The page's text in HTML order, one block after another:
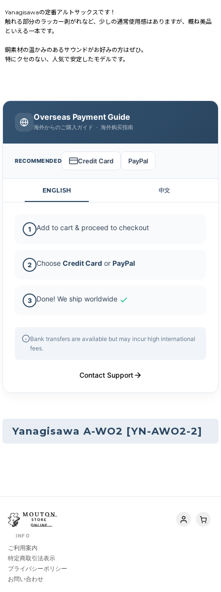
Yanagisawa A-WO2 [YN-AWO2-2]
Yanagisawaの定番アルトサックスです！
触れる部分のラッカー剥がれなど、少しの通常使用感はありますが、概ね美品
といえる一本です。
銅素材の温かみのあるサウンドがお好みの方はぜひ。
特にクセのない、人気で安定したモデルです。
Overseas Payment Guide
海外からのご購入ガイド · 海外购买指南
RECOMMENDED Credit Card PayPal
ENGLISH 中文
1 Add to cart & proceed to checkout
2 Choose Credit Card or PayPal
3 Done! We ship worldwide
Bank transfers are available but may incur high international
fees.
Contact Support
INFO
ご利用案内
特定商取引法表示
プライバシーポリシー
お問い合わせ